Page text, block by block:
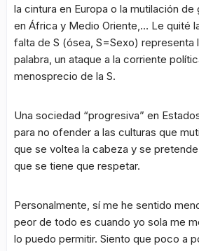
la cintura en Europa o la mutilación
en África y Medio Oriente,… Le quité
falta de S (ósea, S=Sexo) representa
palabra, un ataque a la corriente
menosprecio de la S.
Una sociedad “progresiva” en
para no ofender a las culturas que
que se voltea la cabeza y se
que se tiene que respetar.
Personalmente, sí me he sentido
peor de todo es cuando yo sola me
lo puedo permitir. Siento que poco a